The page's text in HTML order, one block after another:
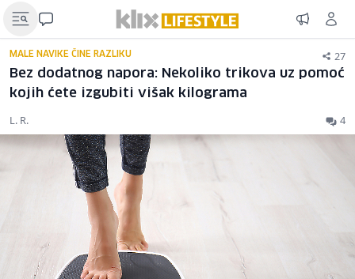
MALE NAVIKE ČINE RAZLIKU 27
Bez dodatnog napora: Nekoliko trikova uz pomoć
kojih ćete izgubiti višak kilograma
L. R. 4